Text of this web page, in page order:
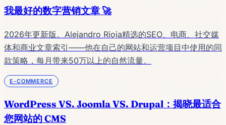
我最好的数字营销文章 🚀
2026年更新版。Alejandro Rioja精选的SEO、电商、社交媒
体和商业文章索引——他在自己的网站和运营项目中使用的同
款策略，每月带来50万以上的自然流量。
E-COMMERCE
WordPress VS. Joomla VS. Drupal：揭晓最适合
您网站的 CMS